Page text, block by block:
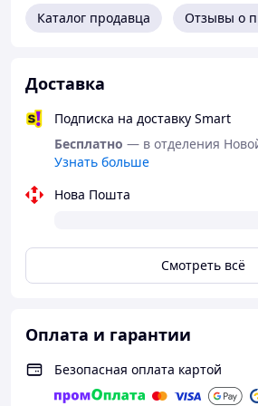
Каталог продавца Отзывы о
Доставка
Подписка на доставку Smart
Бесплатно — в отделения
Узнать больше
Нова Пошта
Смотреть всё
Оплата и гарантии
Безопасная оплата картой